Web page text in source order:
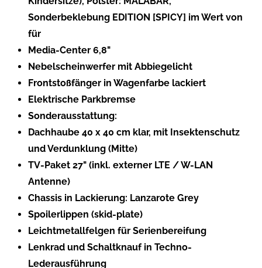
Sonderbeklebung EDITION [SPICY] im Wert von
für
Media-Center 6,8"
Nebelscheinwerfer mit Abbiegelicht
Frontstoßfänger in Wagenfarbe lackiert
Elektrische Parkbremse
Sonderausstattung:
Dachhaube 40 x 40 cm klar, mit Insektenschutz
und Verdunklung (Mitte)
TV-Paket 27" (inkl. externer LTE / W-LAN
Antenne)
Chassis in Lackierung: Lanzarote Grey
Spoilerlippen (skid-plate)
Leichtmetallfelgen für Serienbereifung
Lenkrad und Schaltknauf in Techno-
Lederausführung